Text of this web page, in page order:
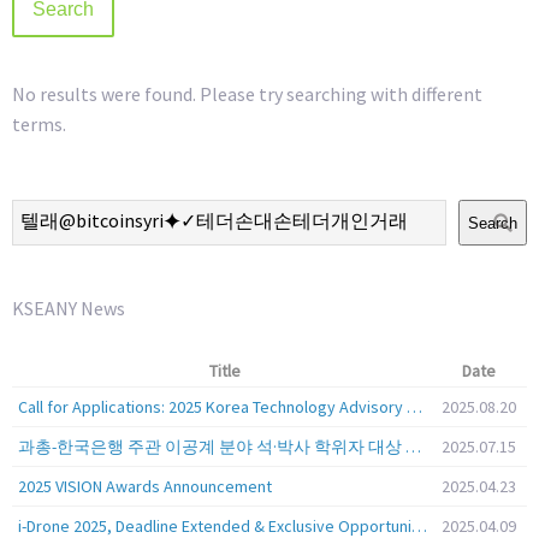
No results were found. Please try searching with different
terms.
Search
KSEANY News
Title
Date
Call for Applications: 2025 Korea Technology Advisory Group (K-TAG)
2025.08.20
과총-한국은행 주관 이공계 분야 석·박사 학위자 대상 서베이
2025.07.15
2025 VISION Awards Announcement
2025.04.23
i-Drone 2025, Deadline Extended & Exclusive Opportunity to Travel to Korea!
2025.04.09